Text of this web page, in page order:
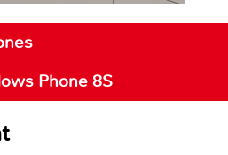
Phone 8S